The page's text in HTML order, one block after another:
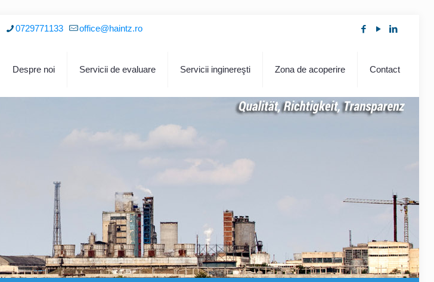
0729771133 office@haintz.ro
Despre noi Servicii de evaluare Servicii inginereşti Zona de acoperire Contact